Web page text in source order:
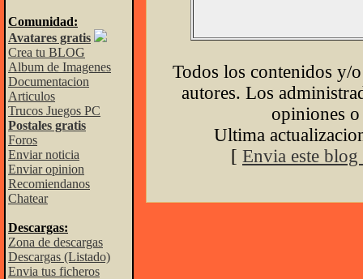
Comunidad:
Avatares gratis
Crea tu BLOG
Album de Imagenes
Documentacion
Articulos
Trucos Juegos PC
Postales gratis
Foros
Enviar noticia
Enviar opinion
Recomiendanos
Chatear
Descargas:
Zona de descargas
Descargas (Listado)
Envia tus ficheros
Todos los contenidos y/
autores. Los
opiniones
Ultima
[ Envia este